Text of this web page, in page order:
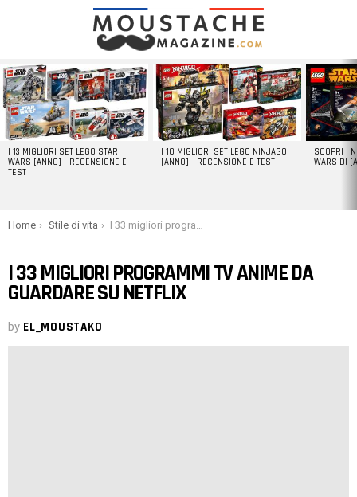
LATEST
STORIES
I 13 MIGLIORI SET LEGO STAR
WARS [ANNO] – RECENSIONE E
TEST
I 10 MIGLIORI SET LEGO NINJAGO
[ANNO] – RECENSIONE E TEST
SCOPRI I
WARS DI
You are here:
Home Stile di vita I 33 migliori programmi TV anime da guardare su Netflix
I 33 MIGLIORI PROGRAMMI TV ANIME DA
GUARDARE SU NETFLIX
by EL_MOUSTAKO